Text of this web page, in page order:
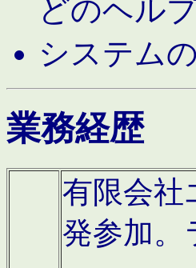
どのヘル
システム
業務経歴
有限会社
発参加。